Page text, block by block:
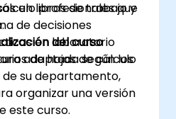
profesionales que
de decisiones
en libros de trabajo y
en laboratorio
de hojas de cálculo
del curso
adaptada según los
su departamento,
organizar una versión
este curso.